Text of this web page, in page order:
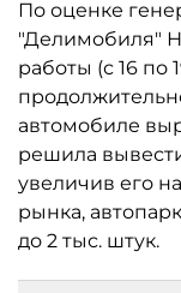
По оценке
"Делимобиля"
работы (с 16 по
автомобиле
решила
увеличив его
рынка,
до 2 тыс. штук.